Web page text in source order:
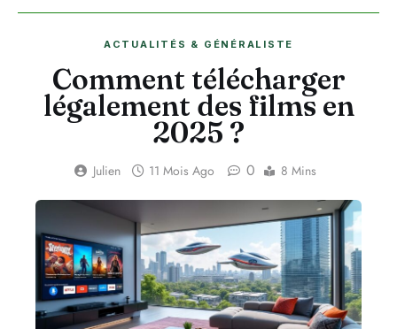
ACTUALITÉS & GÉNÉRALISTE
Comment télécharger
légalement des films en
2025 ?
Julien 11 Mois Ago 0 8 Mins